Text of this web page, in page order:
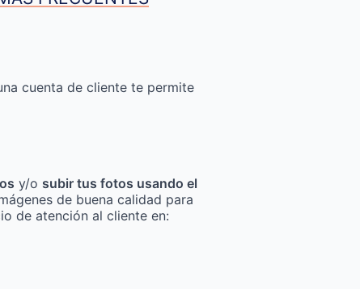
cuenta de cliente te permite
y/o subir tus fotos usando el
de buena calidad para
de atención al cliente en: